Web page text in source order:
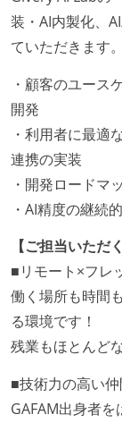
装・AI内製化、
ていただきます。
・顧客のユース
開発
・利用者に最適
連携の実装
・開発ロードマ
・AI精度の継続
【ご担当いただ
■リモート×フレ
働く場所も時間
る環境です！
残業もほとんど
■技術力の高い
GAFAM出身者